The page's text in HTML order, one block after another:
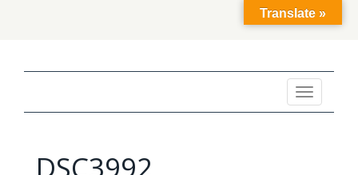
Toggle
navigation
_DSC3992
Translate »